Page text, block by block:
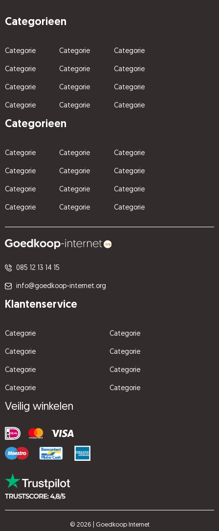
Categorieen
Categorie
Categorie
Categorie
Categorie
Categorie
Categorie
Categorie
Categorie
Categorie
Categorie
Categorie
Categorie
Categorieen
Categorie
Categorie
Categorie
Categorie
Categorie
Categorie
Categorie
Categorie
Categorie
Categorie
Categorie
Categorie
085 12 13 14 15
info@goedkoop-internet.org
Klantenservice
Categorie
Categorie
Categorie
Categorie
Categorie
Categorie
Categorie
Categorie
Veilig winkelen
© 2026 | Goedkoop Internet